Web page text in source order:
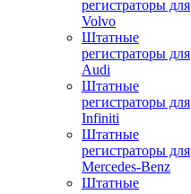
регистраторы для
Volvo
Штатные
регистраторы для
Audi
Штатные
регистраторы для
Infiniti
Штатные
регистраторы для
Mercedes-Benz
Штатные